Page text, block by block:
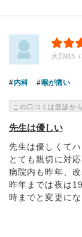
氷刃915
内科 喉が痛い
この口コミは受診か
先生は優しい
先生は優しくてハ
とても親切に対
病院内も昨年、
昨年までは夜は
時までと変更に